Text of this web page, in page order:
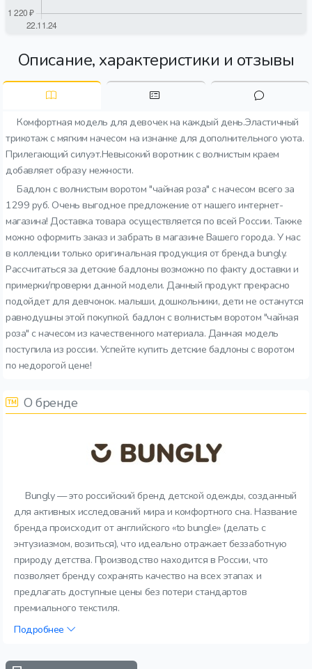
Описание, характеристики и отзывы
Комфортная модель для девочек на каждый день.Эластичный
трикотаж с мягким начесом на изнанке для дополнительного уюта.
Прилегающий силуэт.Невысокий воротник с волнистым краем
добавляет образу нежности.
Бадлон с волнистым воротом "чайная роза" с начесом всего за
1299 руб. Очень выгодное предложение от нашего интернет-
магазина! Доставка товара осуществляется по всей России. Также
можно оформить заказ и забрать в магазине Вашего города. У нас
в коллекции только оригинальная продукция от бренда bungly.
Рассчитаться за детские бадлоны возможно по факту доставки и
примерки/проверки данной модели. Данный продукт прекрасно
подойдет для девчонок. малыши, дошкольники, дети не останутся
равнодушны этой покупкой. бадлон с волнистым воротом "чайная
роза" с начесом из качественного материала. Данная модель
поступила из россии. Успейте купить детские бадлоны с воротом
по недорогой цене!
О бренде
Bungly — это российский бренд детской одежды, созданный
для активных исследований мира и комфортного сна. Название
бренда происходит от английского «to bungle» (делать с
энтузиазмом, возиться), что идеально отражает беззаботную
природу детства. Производство находится в России, что
позволяет бренду сохранять качество на всех этапах и
предлагать доступные цены без потери стандартов
премиального текстиля.
Подробнее